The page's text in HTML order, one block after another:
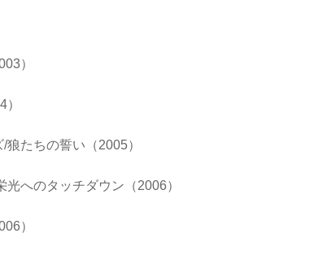
）
狼たちの誓い（2005）
光へのタッチダウン（2006）
）